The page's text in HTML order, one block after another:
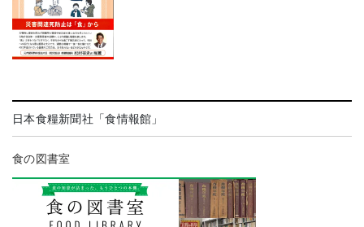
日本食糧新聞社「食情報館」
食の図書室